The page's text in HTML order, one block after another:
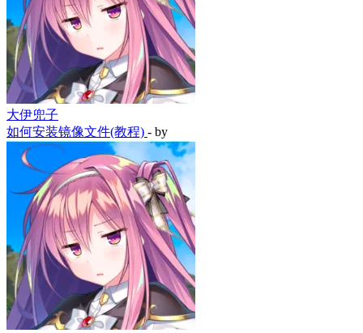
Galgame 资源链接
添加资源
一些小提示以及帮助文档
部分资源链接可能需要网络代理
Galgame萌新入门(待补充)- by